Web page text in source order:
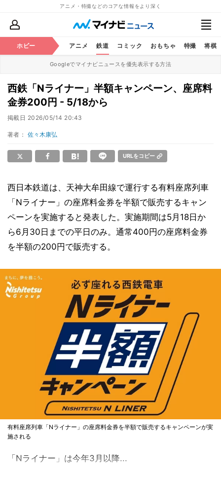
アニメ・特撮などのコアな情報をより深く
ホビー アニメ 鉄道 コミック おもちゃ 特撮 将棋
Googleでマイナビニュースを優先表示する方法
西鉄「Nライナー」半額キャンペーン、座席料
金券200円 - 5/18から
掲載日 2026/05/14 20:43
著者： 佐々木康弘
URLをコピー
西日本鉄道は、天神大牟田線で運行する有料座席列車
「Nライナー」の座席料金券を半額で販売するキャン
ペーンを実施すると発表した。実施期間は5月18日か
ら6月30日までの平日のみ。通常400円の座席料金券
を半額の200円で販売する。
有料座席列車「Nライナー」の座席料金券を半額で販売するキャンペーンが実
施される
「Nライナー」は今年3月以降...